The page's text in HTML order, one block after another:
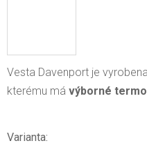
Vesta Davenport je
kterému má výborné
Varianta: